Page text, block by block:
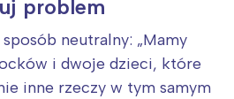
problem
neutralny: „Mamy
i dwoje dzieci, które
inne rzeczy w tym samym